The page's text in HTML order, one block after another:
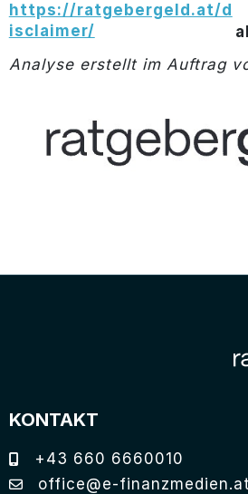
https://ratgebergeld.at/d
isclaimer/
Analyse erstellt im Auftrag
KONTAKT
+43 660 6660010
office@e-